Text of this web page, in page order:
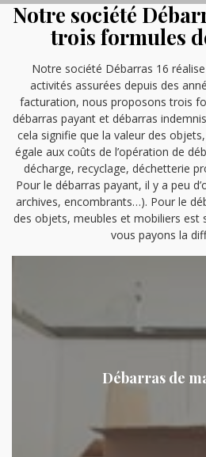
Notre société
trois formules
Notre société Débarras 16
activités assurées depuis des
facturation, nous proposons trois
débarras payant et débarras
cela signifie que la valeur des
égale aux coûts de l’opération de
décharge, recyclage, déchetterie
Pour le débarras payant, il y a peu
archives, encombrants…). Pour le
des objets, meubles et mobiliers est
vous payons la
Débarras de